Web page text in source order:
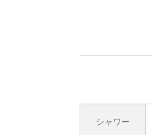
シャワー